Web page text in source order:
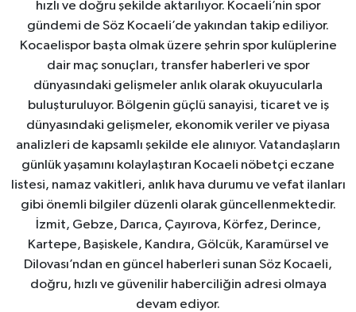
hızlı ve doğru şekilde aktarılıyor. Kocaeli’nin spor
gündemi de Söz Kocaeli’de yakından takip ediliyor.
Kocaelispor başta olmak üzere şehrin spor kulüplerine
dair maç sonuçları, transfer haberleri ve spor
dünyasındaki gelişmeler anlık olarak okuyucularla
buluşturuluyor. Bölgenin güçlü sanayisi, ticaret ve iş
dünyasındaki gelişmeler, ekonomik veriler ve piyasa
analizleri de kapsamlı şekilde ele alınıyor. Vatandaşların
günlük yaşamını kolaylaştıran Kocaeli nöbetçi eczane
listesi, namaz vakitleri, anlık hava durumu ve vefat ilanları
gibi önemli bilgiler düzenli olarak güncellenmektedir.
İzmit, Gebze, Darıca, Çayırova, Körfez, Derince,
Kartepe, Başiskele, Kandıra, Gölcük, Karamürsel ve
Dilovası’ndan en güncel haberleri sunan Söz Kocaeli,
doğru, hızlı ve güvenilir haberciliğin adresi olmaya
devam ediyor.